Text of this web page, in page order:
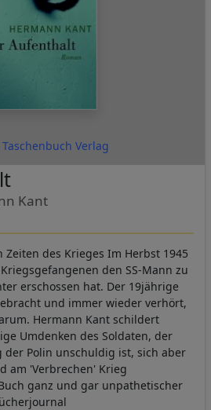
Verlag
Kant
des Krieges Im Herbst 1945
den SS-Mann zu
erschossen hat. Der 19jährige
und immer wieder verhört,
Hermann Kant schildert
Umdenken des Soldaten, der
der Polin unschuldig ist, sich aber
am 'Verbrechen' Krieg
ganz und gar unpathetischer